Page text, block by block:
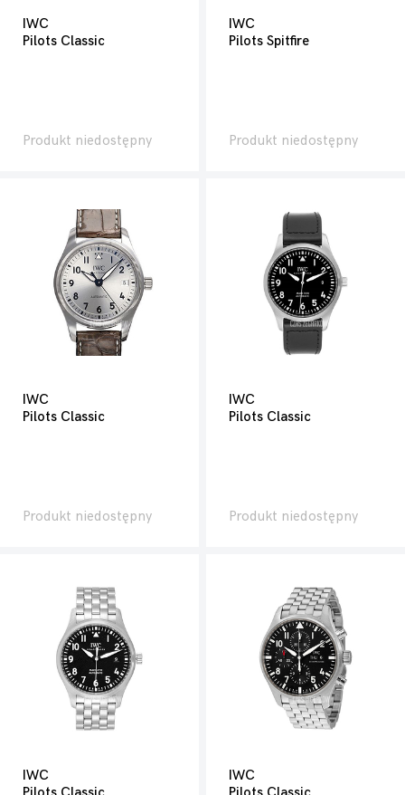
IWC
Pilots Classic
Produkt niedostępny
IWC
Pilots Spitfire
Produkt niedostępny
IWC
Pilots Classic
Produkt niedostępny
IWC
Pilots Classic
Produkt niedostępny
IWC
IWC